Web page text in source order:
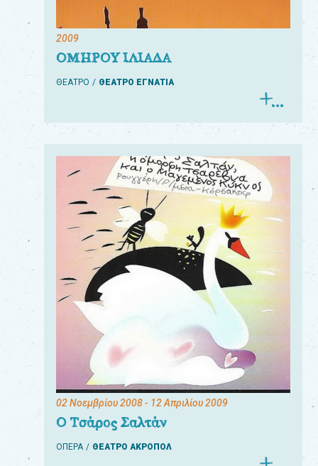
2009
ΟΜΗΡΟΥ ΙΛΙΑΔΑ
ΘΕΑΤΡΟ ΘΕΑΤΡΟ ΕΓΝΑΤΙΑ
02 Νοεμβρίου 2008- 12 Απριλίου 2009
Ο Τσάρος Σαλτάν
ΟΠΕΡΑ ΘΕΑΤΡΟ ΑΚΡΟΠΟΛ